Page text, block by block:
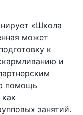
«Школа
может
к
и
помощь
занятий.